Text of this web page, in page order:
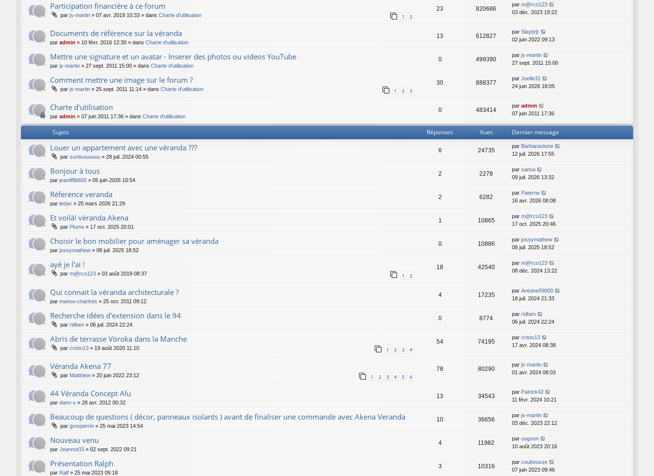
Participation financière à ce forum
par js-martin » 07 avr. 2019 10:33 » dans Charte d'utilisation 1 2
23 820686
par m@rco123
03 déc. 2023 19:22
Documents de référence sur la véranda
par admin » 10 févr. 2016 12:30 » dans Charte d'utilisation
13 612827
par Slay[e]r
02 juin 2022 09:13
Mettre une signature et un avatar - Inserer des photos ou videos YouTube
par js-martin » 27 sept. 2011 15:00 » dans Charte d'utilisation
0 499390
par js-martin
27 sept. 2011 15:00
Comment mettre une image sur le forum ?
par js-martin » 25 sept. 2011 11:14 » dans Charte d'utilisation 1 2 3
30 888377
par Joelle31
24 juin 2026 18:05
Charte d'utilisation
par admin » 07 juin 2011 17:36 » dans Charte d'utilisation
0 483414
par admin
07 juin 2011 17:36
Sujets Réponses Vues Dernier message
Louer un appartement avec une véranda ???
par suntsuuuuuu » 28 juil. 2024 00:55
6 24735
par Barbarastone
12 juil. 2026 17:55
Bonjour à tous
par jeantf8b600 » 05 juin 2026 10:54
2 2278
par samui
09 juil. 2026 13:32
Réference veranda
par ledav » 25 mars 2026 21:29
2 6282
par Paterne
16 avr. 2026 08:08
Et voilà! véranda Akena
par Plume » 17 oct. 2025 20:01
1 10865
par m@rco123
17 oct. 2025 20:46
Choisir le bon mobilier pour aménager sa véranda
par jossymathew » 08 juil. 2025 18:52
0 10886
par jossymathew
08 juil. 2025 18:52
ayé je l'ai !
par m@rco123 » 03 août 2019 08:37 1 2
18 42540
par m@rco123
08 déc. 2024 13:22
Qui connait la véranda architecturale ?
par manou-chartres » 25 oct. 2011 09:12
4 17235
par Antoine59000
18 juil. 2024 21:33
Recherche idées d'extension dans le 94
par ridben » 06 juil. 2024 22:24
0 8774
par ridben
06 juil. 2024 22:24
Abris de terrasse Vöroka dans la Manche
par cristo13 » 19 août 2020 11:10 1 2 3 4
54 74195
par cristo13
17 avr. 2024 08:38
Véranda Akena 77
par Matthiew » 20 juin 2022 23:12 1 2 3 4 5 6
78 80290
par js-martin
01 avr. 2024 08:03
44 Véranda Concept Alu
par dann-x » 28 avr. 2012 00:32
13 34543
par Patrick42
11 févr. 2024 10:21
Beaucoup de questions ( décor, panneaux isolants ) avant de finaliser une commande avec Akena Veranda
par grosperrin » 25 mai 2023 14:54
10 36656
par js-martin
03 déc. 2023 22:12
Nouveau venu
par Jeannot33 » 02 sept. 2022 09:21
4 11982
par oogoon
10 août 2023 20:16
Présentation Ralph
par Ralf » 25 mai 2023 09:18
3 10316
par coubousse
07 juin 2023 09:46